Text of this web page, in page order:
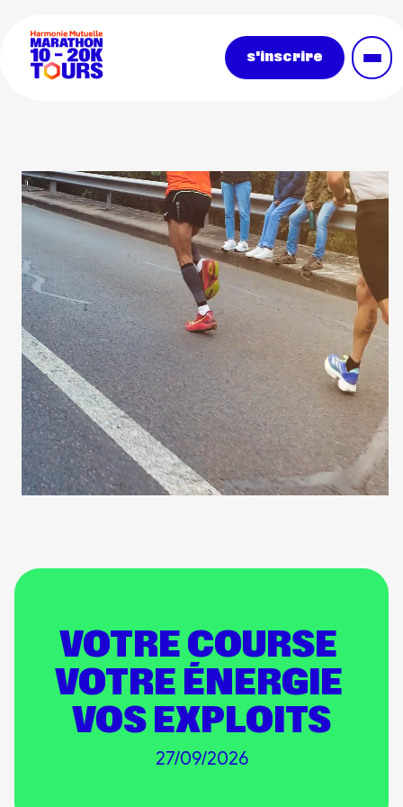
s'inscrire
VOTRE COURSE
VOTRE ÉNERGIE
VOS EXPLOITS
27/09/2026